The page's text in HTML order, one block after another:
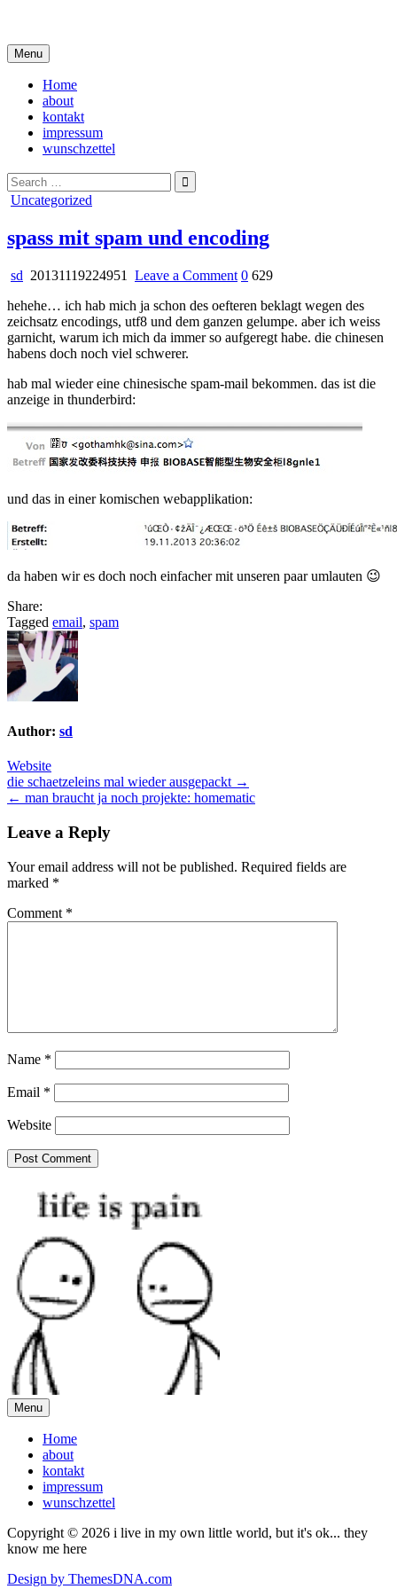
content
Menu
Home
about
kontakt
impressum
wunschzettel
Search
for:
Posted
Uncategorized
spass mit spam und encoding
sd 20131119224951 Leave a Commenton
mit
spam
und
0 629
hehehe… ich hab mich ja schon des oefteren beklagt wegen des
zeichsatz encodings, utf8 und dem ganzen gelumpe. aber ich weiss
garnicht, warum ich mich da immer so aufgeregt habe. die chinesen
habens doch noch viel schwerer.
hab mal wieder eine chinesische spam-mail bekommen. das ist die
anzeige in thunderbird:
und das in einer komischen webapplikation:
da haben wir es doch noch einfacher mit unseren paar umlauten 😉
Share:
Tagged email, spam
Author: sd
Website
Post
navigation
die schaetzeleins mal wieder ausgepackt →
← man braucht ja noch projekte: homematic
Leave a Reply
Your email address will not be published. Required fields are
marked *
Comment *
Name *
Email *
Website
Menu
Home
about
kontakt
impressum
wunschzettel
Copyright © 2026 i live in my own little world, but it's ok... they
know me here
Design by ThemesDNA.com